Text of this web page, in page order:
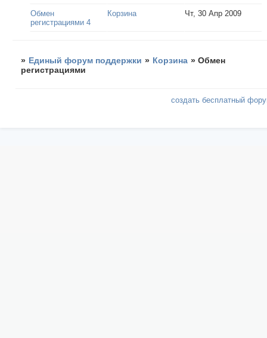
Обмен
регистрациями 4
Корзина Чт, 30 Апр 2009
» Единый форум поддержки » Корзина »Обмен
регистрациями
создать бесплатный